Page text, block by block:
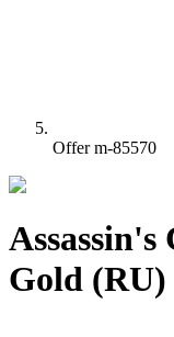
Offer m-85570
Assassin's
Gold (RU)